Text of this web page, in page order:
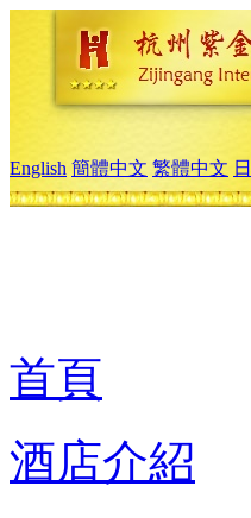
English 簡體中文 繁體中文
首頁
酒店介紹